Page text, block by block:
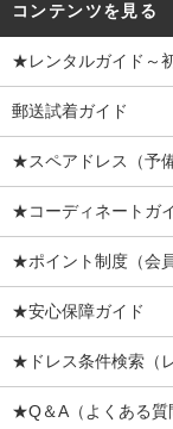
コンテンツを見る
★レンタルガイド～
郵送試着ガイド
★スペアドレス（予
★コーディネートガ
★ポイント制度（会
★安心保障ガイド
★ドレス条件検索（
★Q＆A（よくある質